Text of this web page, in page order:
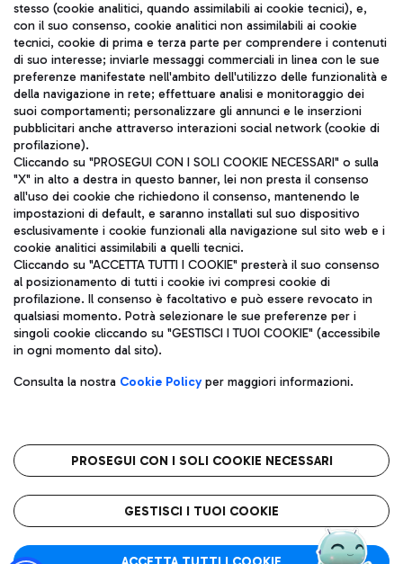
Fast Food
Pizza
Gelateria
Wine Bar & Sparkling
Treno
Raggiungi velocemente l'aeroporto di Fiumicino da Roma
tramite i servizi ferroviari Trenitalia.
Autobus
Scopri le linee di autobus per raggiungere l'aeroporto
Leonardo Da Vinci.
Raggiungi l’aeroporto senza pensieri con il servizio di taxi a
Ristoranti
Scopri la nostra offerta per una pausa gustosa in aeroporto
Mappa Aeroporto Fiumicino
TRAVEL JOURNAL
ITA
Aeroporti di Roma S.p.A. - Società soggetta a direzione e
coordinamento di Mundys S.p.A.
Codice fiscale e Registro delle Imprese di Roma 13032990155 P.
IVA 06572251004
Capitale sociale 62.224.743,00 int. vers.
Sede legale: Via Pier Paolo Racchetti 1 - 00054 Fiumicino (RM)
telefono +39 06 65951
Privacy policy
Note legali
Roma FCO
L'aeroporto stellato
stesso (cookie analitici, quando assimilabili ai cookie tecnici), e,
con il suo consenso, cookie analitici non assimilabili ai cookie
tecnici, cookie di prima e terza parte per comprendere i contenuti
di suo interesse; inviarle messaggi commerciali in linea con le sue
preferenze manifestate nell'ambito dell'utilizzo delle funzionalità e
della navigazione in rete; effettuare analisi e monitoraggio dei
suoi comportamenti; personalizzare gli annunci e le inserzioni
pubblicitari anche attraverso interazioni social network (cookie di
profilazione).
Cliccando su "PROSEGUI CON I SOLI COOKIE NECESSARI" o sulla
"X" in alto a destra in questo banner, lei non presta il consenso
all'uso dei cookie che richiedono il consenso, mantenendo le
impostazioni di default, e saranno installati sul suo dispositivo
esclusivamente i cookie funzionali alla navigazione sul sito web e i
cookie analitici assimilabili a quelli tecnici.
Cliccando su "ACCETTA TUTTI I COOKIE" presterà il suo consenso
al posizionamento di tutti i cookie ivi compresi cookie di
profilazione. Il consenso è facoltativo e può essere revocato in
qualsiasi momento. Potrà selezionare le sue preferenze per i
singoli cookie cliccando su "GESTISCI I TUOI COOKIE" (accessibile
in ogni momento dal sito).
Consulta la nostra Cookie Policyper maggiori informazioni.
PROSEGUI CON I SOLI COOKIE NECESSARI
GESTISCI I TUOI COOKIE